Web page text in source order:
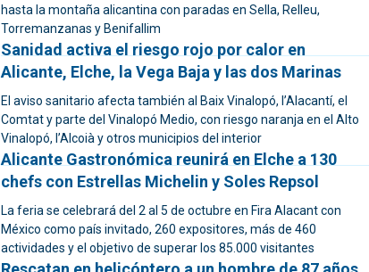
hasta la montaña alicantina con paradas en Sella, Relleu,
Torremanzanas y Benifallim
Sanidad activa el riesgo rojo por calor en
Alicante, Elche, la Vega Baja y las dos Marinas
El aviso sanitario afecta también al Baix Vinalopó, l’Alacantí, el
Comtat y parte del Vinalopó Medio, con riesgo naranja en el Alto
Vinalopó, l’Alcoià y otros municipios del interior
Alicante Gastronómica reunirá en Elche a 130
chefs con Estrellas Michelin y Soles Repsol
La feria se celebrará del 2 al 5 de octubre en Fira Alacant con
México como país invitado, 260 expositores, más de 460
actividades y el objetivo de superar los 85.000 visitantes